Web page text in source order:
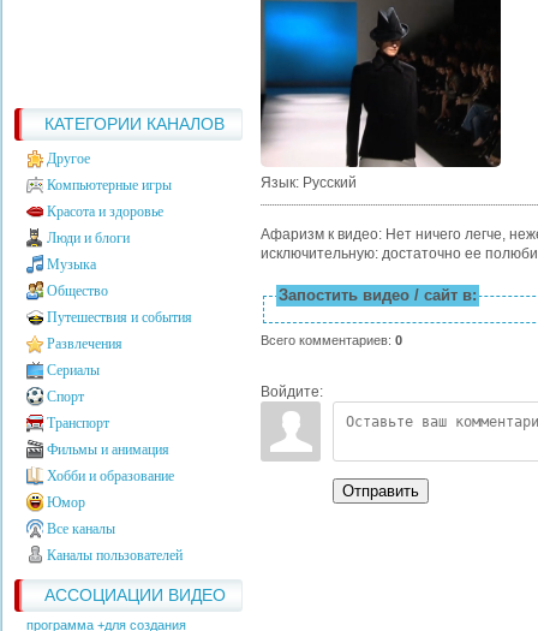
КАТЕГОРИИ КАНАЛОВ
Другое
Компьютерные игры
Красота и здоровье
Люди и блоги
Музыка
Общество
Путешествия и события
Развлечения
Сериалы
Спорт
Транспорт
Фильмы и анимация
Хобби и образование
Юмор
Все каналы
Каналы пользователей
АССОЦИАЦИИ ВИДЕО
программа +для создания
Язык: Русский
Афаризм к видео: Нет ничего легче,
исключительную: достаточно ее
Запостить видео / сайт в:
Всего комментариев: 0
Войдите:
Отправить